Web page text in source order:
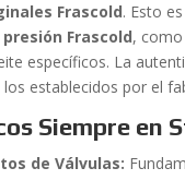
Frascold. Esto
Frascold,
específicos. La
establecidos por el
Siempre en
de Válvulas: